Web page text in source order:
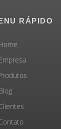
RÁPIDO